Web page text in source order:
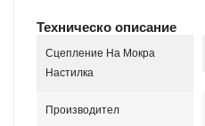
Техническо описание
Сцепление На Мокра
Настилка
Производител